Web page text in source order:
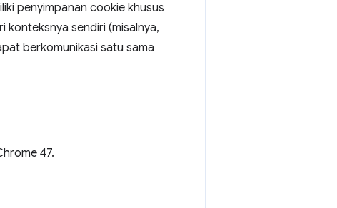
penyimpanan cookie khusus
konteksnya sendiri (misalnya,
berkomunikasi satu sama
47.